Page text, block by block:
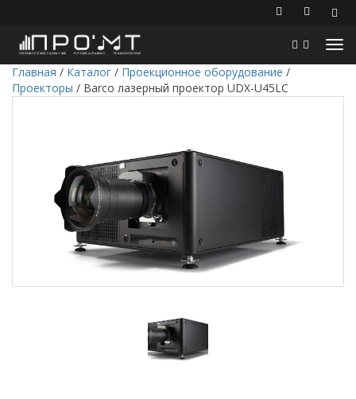
Главная / Каталог / Проекционное оборудование /
Проекторы / Barco лазерный проектор UDX-U45LC